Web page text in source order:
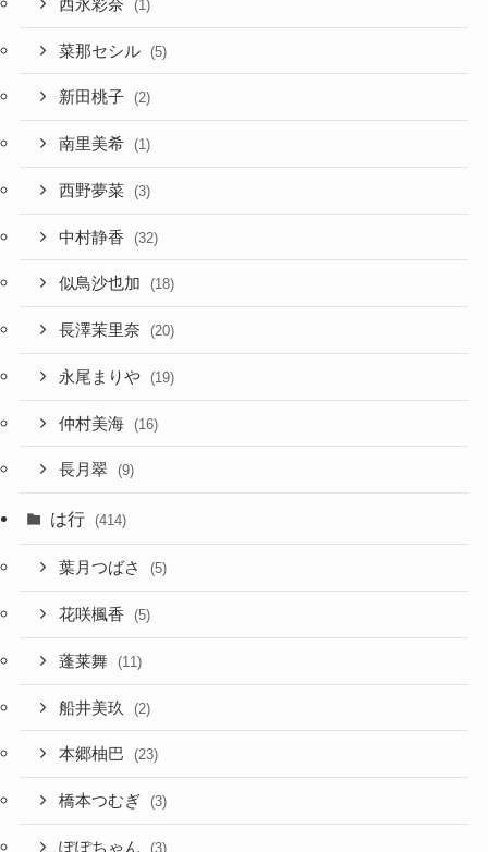
西永彩奈 (1)
菜那セシル (5)
新田桃子 (2)
南里美希 (1)
西野夢菜 (3)
中村静香 (32)
似鳥沙也加 (18)
長澤茉里奈 (20)
永尾まりや (19)
仲村美海 (16)
長月翠 (9)
は行 (414)
葉月つばさ (5)
花咲楓香 (5)
蓬莱舞 (11)
船井美玖 (2)
本郷柚巴 (23)
橋本つむぎ (3)
ぽぽちゃん (3)